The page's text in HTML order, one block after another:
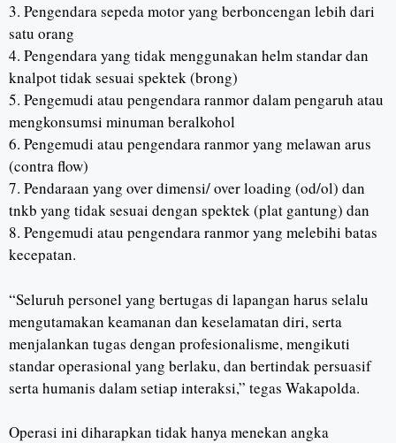
3. Pengendara sepeda motor yang berboncengan lebih dari
satu orang
4. Pengendara yang tidak menggunakan helm standar dan
knalpot tidak sesuai spektek (brong)
5. Pengemudi atau pengendara ranmor dalam pengaruh atau
mengkonsumsi minuman beralkohol
6. Pengemudi atau pengendara ranmor yang melawan arus
(contra flow)
7. Pendaraan yang over dimensi/ over loading (od/ol) dan
tnkb yang tidak sesuai dengan spektek (plat gantung) dan
8. Pengemudi atau pengendara ranmor yang melebihi batas
kecepatan.
“Seluruh personel yang bertugas di lapangan harus selalu
mengutamakan keamanan dan keselamatan diri, serta
menjalankan tugas dengan profesionalisme, mengikuti
standar operasional yang berlaku, dan bertindak persuasif
serta humanis dalam setiap interaksi,” tegas Wakapolda.
Operasi ini diharapkan tidak hanya menekan angka